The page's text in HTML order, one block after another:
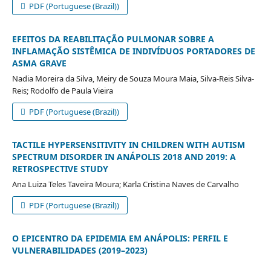
PDF (Portuguese (Brazil))
EFEITOS DA REABILITAÇÃO PULMONAR SOBRE A
INFLAMAÇÃO SISTÊMICA DE INDIVÍDUOS PORTADORES DE
ASMA GRAVE
Nadia Moreira da Silva, Meiry de Souza Moura Maia, Silva-Reis Silva-
Reis; Rodolfo de Paula Vieira
PDF (Portuguese (Brazil))
TACTILE HYPERSENSITIVITY IN CHILDREN WITH AUTISM
SPECTRUM DISORDER IN ANÁPOLIS 2018 AND 2019: A
RETROSPECTIVE STUDY
Ana Luiza Teles Taveira Moura; Karla Cristina Naves de Carvalho
PDF (Portuguese (Brazil))
O EPICENTRO DA EPIDEMIA EM ANÁPOLIS: PERFIL E
VULNERABILIDADES (2019–2023)